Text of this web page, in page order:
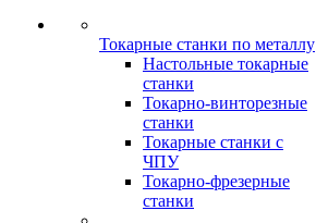
Токарные станки по металлу
Настольные токарные
станки
Токарно-винторезные
станки
Токарные станки с
ЧПУ
Токарно-фрезерные
станки